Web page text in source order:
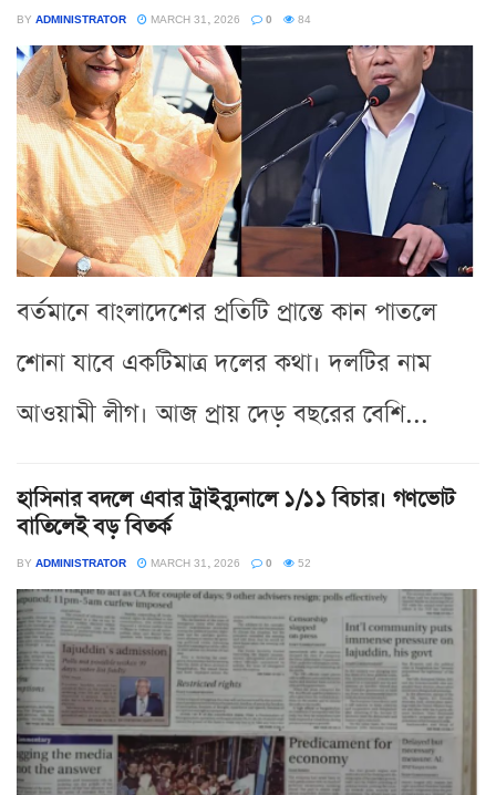
BY ADMINISTRATOR MARCH 31, 2026 0 84
বর্তমানে বাংলাদেশের প্রতিটি প্রান্তে কান পাতলে
শোনা যাবে একটিমাত্র দলের কথা। দলটির নাম
আওয়ামী লীগ। আজ প্রায় দেড় বছরের বেশি...
হাসিনার বদলে এবার ট্রাইব্যুনালে ১/১১ বিচার। গণভোট
বাতিলেই বড় বিতর্ক
BY ADMINISTRATOR MARCH 31, 2026 0 52